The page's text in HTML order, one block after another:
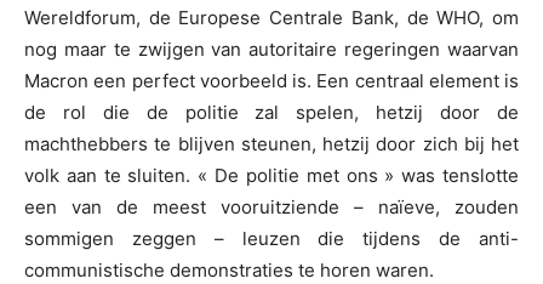
Wereldforum, de Europese Centrale Bank, de WHO, om
nog maar te zwijgen van autoritaire regeringen waarvan
Macron een perfect voorbeeld is. Een centraal element is
de rol die de politie zal spelen, hetzij door de
machthebbers te blijven steunen, hetzij door zich bij het
volk aan te sluiten. « De politie met ons » was tenslotte
een van de meest vooruitziende – naïeve, zouden
sommigen zeggen – leuzen die tijdens de anti-
communistische demonstraties te horen waren.